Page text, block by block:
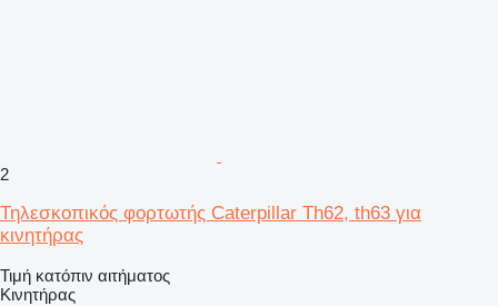
2
Τηλεσκοπικός φορτωτής Caterpillar Th62, th63 για
κινητήρας
Τιμή κατόπιν αιτήματος
Κινητήρας